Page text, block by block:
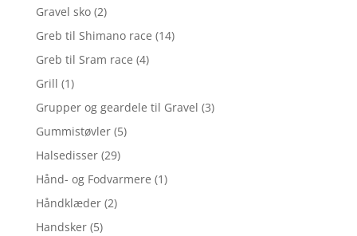
Gravel sko (2)
Greb til Shimano race (14)
Greb til Sram race (4)
Grill (1)
Grupper og geardele til Gravel (3)
Gummistøvler (5)
Halsedisser (29)
Hånd- og Fodvarmere (1)
Håndklæder (2)
Handsker (5)